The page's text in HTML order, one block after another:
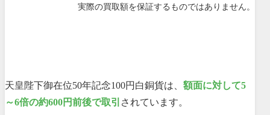
実際の買取額を保証するものではありません。
天皇陛下御在位50年記念100円白銅貨は、 額面に対して5
～6倍の約600円前後で取引 されています。